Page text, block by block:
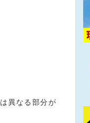
異なる部分が